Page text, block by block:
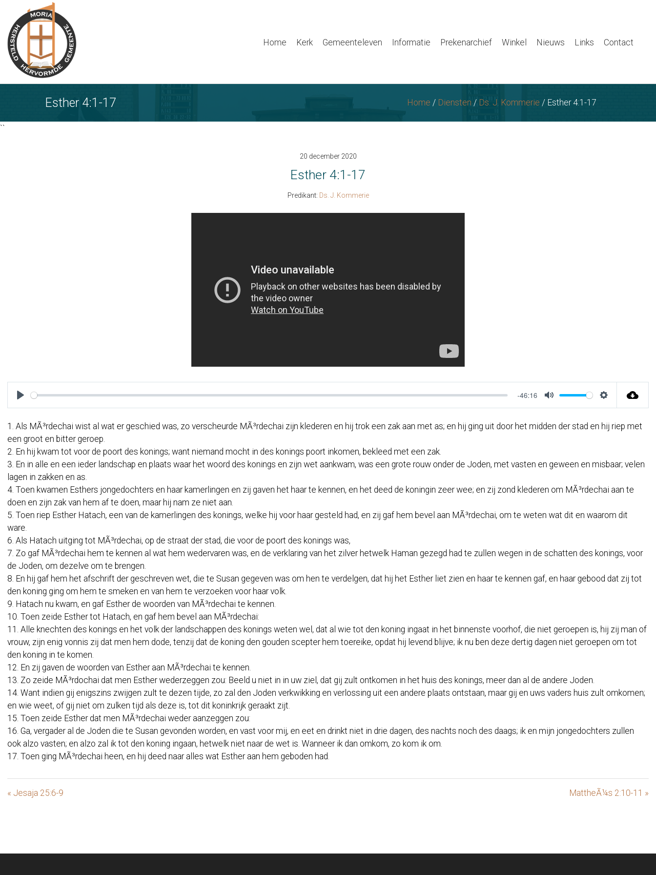
tekst
Home
Kerk Gemeenteleven Informatie Prekenarchief Winkel Nieuws Links Contact
Home / Diensten / Ds. J. Kommerie / Esther 4:1-17
Esther 4:1-17
``
20 december 2020
Esther 4:1-17
Predikant: Ds. J. Kommerie
Play
-46:16
Mute Settings
1. Als MÃ³rdechai wist al wat er geschied was, zo verscheurde MÃ³rdechai zijn klederen en hij trok een zak aan met as; en hij ging uit door het midden der stad en hij riep met
een groot en bitter geroep.
2. En hij kwam tot voor de poort des konings; want niemand mocht in des konings poort inkomen, bekleed met een zak.
3. En in alle en een ieder landschap en plaats waar het woord des konings en zijn wet aankwam, was een grote rouw onder de Joden, met vasten en geween en misbaar; velen
lagen in zakken en as.
4. Toen kwamen Esthers jongedochters en haar kamerlingen en zij gaven het haar te kennen, en het deed de koningin zeer wee; en zij zond klederen om MÃ³rdechai aan te
doen en zijn zak van hem af te doen, maar hij nam ze niet aan.
5. Toen riep Esther Hatach, een van de kamerlingen des konings, welke hij voor haar gesteld had, en zij gaf hem bevel aan MÃ³rdechai, om te weten wat dit en waarom dit
ware.
6. Als Hatach uitging tot MÃ³rdechai, op de straat der stad, die voor de poort des konings was,
7. Zo gaf MÃ³rdechai hem te kennen al wat hem wedervaren was, en de verklaring van het zilver hetwelk Haman gezegd had te zullen wegen in de schatten des konings, voor
de Joden, om dezelve om te brengen.
8. En hij gaf hem het afschrift der geschreven wet, die te Susan gegeven was om hen te verdelgen, dat hij het Esther liet zien en haar te kennen gaf, en haar gebood dat zij tot
den koning ging om hem te smeken en van hem te verzoeken voor haar volk.
9. Hatach nu kwam, en gaf Esther de woorden van MÃ³rdechai te kennen.
10. Toen zeide Esther tot Hatach, en gaf hem bevel aan MÃ³rdechai:
11. Alle knechten des konings en het volk der landschappen des konings weten wel, dat al wie tot den koning ingaat in het binnenste voorhof, die niet geroepen is, hij zij man of
vrouw, zijn enig vonnis zij dat men hem dode, tenzij dat de koning den gouden scepter hem toereike, opdat hij levend blijve; ik nu ben deze dertig dagen niet geroepen om tot
den koning in te komen.
12. En zij gaven de woorden van Esther aan MÃ³rdechai te kennen.
13. Zo zeide MÃ³rdochai dat men Esther wederzeggen zou: Beeld u niet in in uw ziel, dat gij zult ontkomen in het huis des konings, meer dan al de andere Joden.
14. Want indien gij enigszins zwijgen zult te dezen tijde, zo zal den Joden verkwikking en verlossing uit een andere plaats ontstaan, maar gij en uws vaders huis zult omkomen;
en wie weet, of gij niet om zulken tijd als deze is, tot dit koninkrijk geraakt zijt.
15. Toen zeide Esther dat men MÃ³rdechai weder aanzeggen zou:
16. Ga, vergader al de Joden die te Susan gevonden worden, en vast voor mij, en eet en drinkt niet in drie dagen, des nachts noch des daags; ik en mijn jongedochters zullen
ook alzo vasten; en alzo zal ik tot den koning ingaan, hetwelk niet naar de wet is. Wanneer ik dan omkom, zo kom ik om.
17. Toen ging MÃ³rdechai heen, en hij deed naar alles wat Esther aan hem geboden had.
« Jesaja 25:6-9 MattheÃ¼s 2:10-11 »